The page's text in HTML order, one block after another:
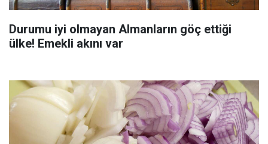
Durumu iyi olmayan Almanların göç ettiği
ülke! Emekli akını var